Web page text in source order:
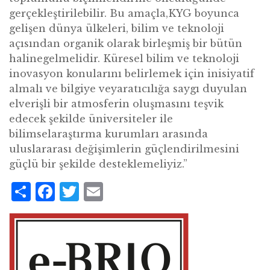
gerçekleştirilebilir. Bu amaçla,KYG boyunca
gelişen dünya ülkeleri, bilim ve teknoloji
açısından organik olarak birleşmiş bir bütün
halinegelmelidir. Küresel bilim ve teknoloji
inovasyon konularını belirlemek için inisiyatif
almalı ve bilgiye veyaratıcılığa saygı duyulan
elverişli bir atmosferin oluşmasını teşvik
edecek şekilde üniversiteler ile
bilimselaraştırma kurumları arasında
uluslararası değişimlerin güçlendirilmesini
güçlü bir şekilde desteklemeliyiz.”
Share
Facebook
Twitter